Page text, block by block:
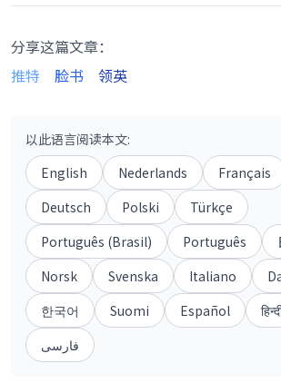
分享这篇文章：
推特
脸书 领英
以此语言阅读本文:
English
Nederlands Français
Deutsch
Polski
Türkçe
Português (Brasil)
Português
Norsk
Svenska Italiano
한국어
Suomi Español
فارسی